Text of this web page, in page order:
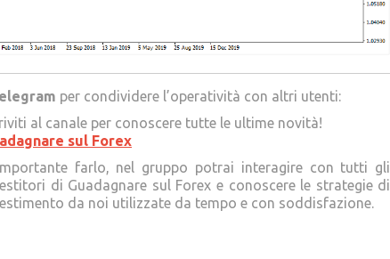
per condividere l’operatività con altri utenti:
al canale per conoscere tutte le ultime novità!
sul Forex
farlo, nel gruppo potrai interagire con tutti gli
di Guadagnare sul Forex e conoscere le strategie di
da noi utilizzate da tempo e con soddisfazione.